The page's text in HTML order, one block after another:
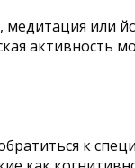
медитация или
активность
к